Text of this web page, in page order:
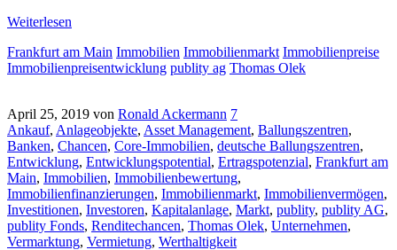
Weiterlesen
Frankfurt am Main Immobilien Immobilienmarkt Immobilienpreise
Immobilienpreisentwicklung publity ag Thomas Olek
April 25, 2019 von Ronald Ackermann 7
Ankauf, Anlageobjekte, Asset Management, Ballungszentren,
Banken, Chancen, Core-Immobilien, deutsche Ballungszentren,
Entwicklung, Entwicklungspotential, Ertragspotenzial, Frankfurt am
Main, Immobilien, Immobilienbewertung,
Immobilienfinanzierungen, Immobilienmarkt, Immobilienvermögen,
Investitionen, Investoren, Kapitalanlage, Markt, publity, publity AG,
publity Fonds, Renditechancen, Thomas Olek, Unternehmen,
Vermarktung, Vermietung, Werthaltigkeit